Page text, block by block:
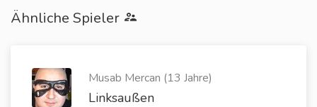
Ähnliche Spieler
Musab Mercan (13 Jahre)
Linksaußen